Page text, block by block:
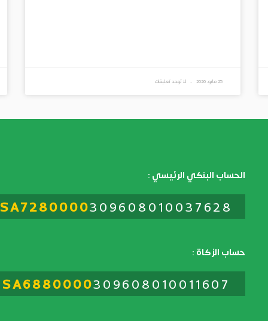
25 مايو، 2020 لا توجد تعليقات
الحساب البنكي الرئيسي :
SA7280000309608010037628​​
حساب الزكاة :
SA6880000309608010011607